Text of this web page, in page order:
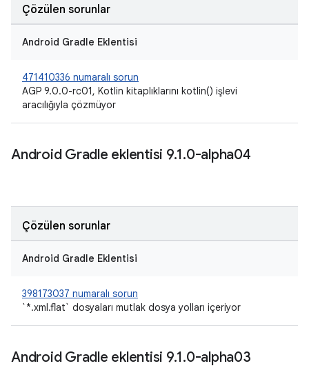
Çözülen sorunlar
Android Gradle Eklentisi
471410336 numaralı sorun
AGP 9.0.0-rc01, Kotlin kitaplıklarını kotlin() işlevi
aracılığıyla çözmüyor
Android Gradle eklentisi 9.1.0-alpha04
Çözülen sorunlar
Android Gradle Eklentisi
398173037 numaralı sorun
`*.xml.flat` dosyaları mutlak dosya yolları içeriyor
Android Gradle eklentisi 9.1.0-alpha03